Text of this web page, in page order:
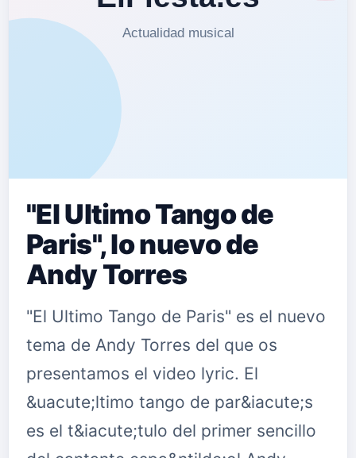
"El Ultimo Tango de
Paris", lo nuevo de
Andy Torres
"El Ultimo Tango de Paris" es el nuevo
tema de Andy Torres del que os
presentamos el video lyric. El
&uacute;ltimo tango de par&iacute;s
es el t&iacute;tulo del primer sencillo